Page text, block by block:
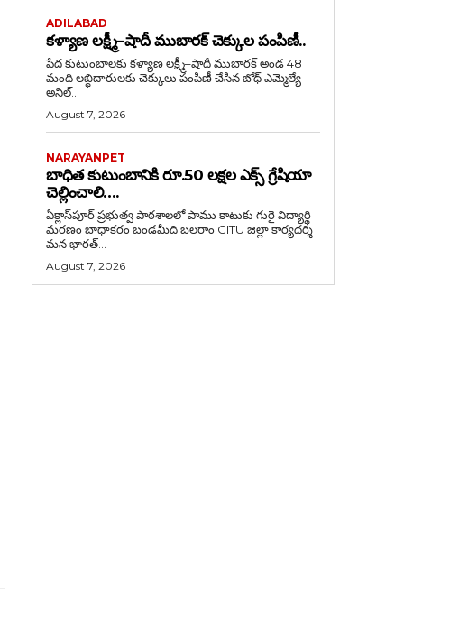
ADILABAD
కళ్యాణ లక్ష్మీ–షాదీ ముబారక్ చెక్కుల పంపిణీ..
పేద కుటుంబాలకు కళ్యాణ లక్ష్మీ–షాదీ ముబారక్ అండ 48
మంది లబ్ధిదారులకు చెక్కులు పంపిణీ చేసిన బోథ్ ఎమ్మెల్యే
అనిల్...
August 7, 2026
NARAYANPET
బాధిత కుటుంబానికి రూ.50 లక్షల ఎక్స్ గ్రేషియా
చెల్లించాలి….
ఏక్లాస్‌పూర్ ప్రభుత్వ పాఠశాలలో పాము కాటుకు గురై విద్యార్థి
మరణం బాధాకరం బండమీది బలరాం CITU జిల్లా కార్యదర్శి
మన భారత్...
August 7, 2026